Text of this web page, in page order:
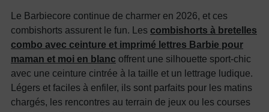
Le Barbiecore continue de charmer en 2026, et ces
combishorts assurent le fun. Les combishorts à bretelles
combo avec ceinture et imprimé lettres Barbie pour
maman et moi en blanc offrent une silhouette sport-chic
avec une ceinture cintrée à la taille et un lettrage ludique.
Légers et faciles à enfiler, ils sont parfaits pour les matins
chargés, les rencontres au terrain de jeux ou les courses